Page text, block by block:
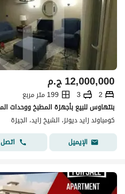
ج.م12,000,000
2
3
199 متر مربع
كومباوند زايد ديونز، الشيخ زايد، الجيزة
الإيميل
اتصل